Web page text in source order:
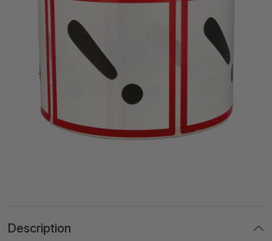
Description